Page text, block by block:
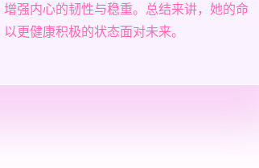
强内心的韧性与稳重。总结来讲，她的命
更健康积极的状态面对未来。